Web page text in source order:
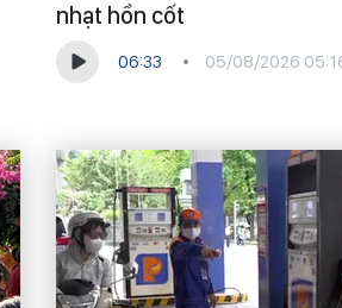
nhạt hồn cốt
06:33 05/08/2026